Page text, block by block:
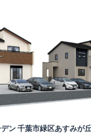
ン 千葉市緑区あすみが